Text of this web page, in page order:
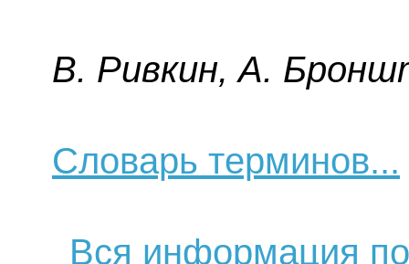
B. Pивкин, A.
Словарь терминов...
Вся информация